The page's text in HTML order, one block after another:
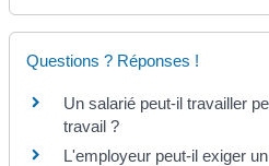
Questions ? Réponses !
Un salarié peut-il travailler
travail ?
L'employeur peut-il exiger